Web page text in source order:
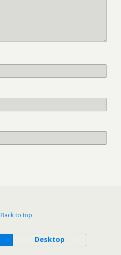
Back to top
Desktop